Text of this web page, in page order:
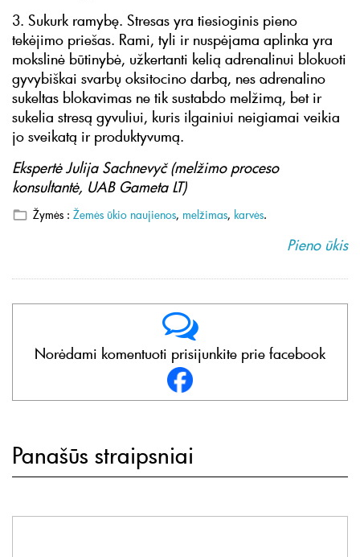
3. Sukurk ramybę. Stresas yra tiesioginis pieno
tekėjimo priešas. Rami, tyli ir nuspėjama aplinka yra
mokslinė būtinybė, užkertanti kelią adrenalinui blokuoti
gyvybiškai svarbų oksitocino darbą, nes adrenalino
sukeltas blokavimas ne tik sustabdo melžimą, bet ir
sukelia stresą gyvuliui, kuris ilgainiui neigiamai veikia
jo sveikatą ir produktyvumą.
Ekspertė Julija Sachnevyč (melžimo proceso
konsultantė, UAB Gameta LT)
Žymės : Žemės ūkio naujienos, melžimas, karvės.
Pieno ūkis
Norėdami komentuoti prisijunkite prie facebook
Panašūs straipsniai